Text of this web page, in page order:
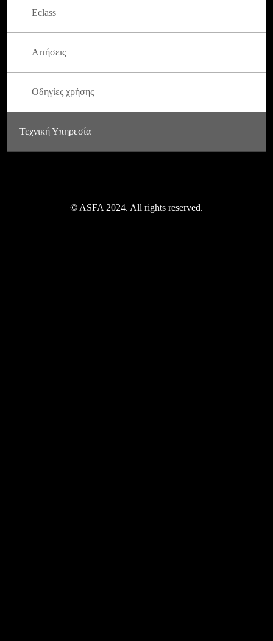
Eclass
Αιτήσεις
Οδηγίες χρήσης
Τεχνική Υπηρεσία
© ASFA 2024. All rights reserved.